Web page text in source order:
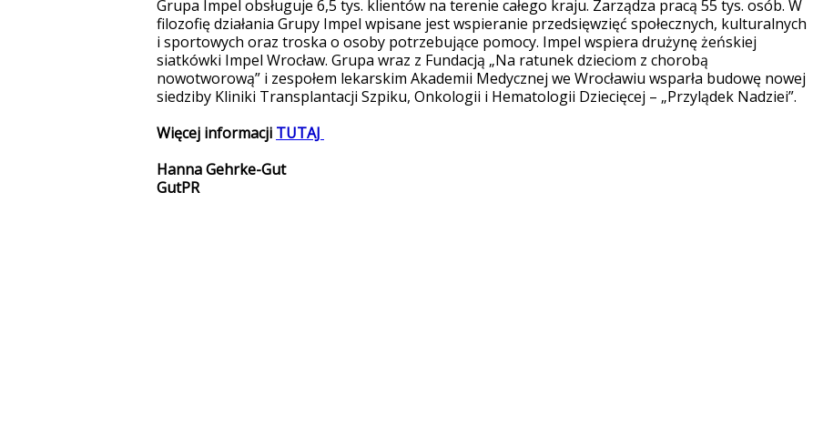
Grupa Impel obsługuje 6,5 tys. klientów na terenie całego kraju. Zarządza pracą 55 tys. osób. W
filozofię działania Grupy Impel wpisane jest wspieranie przedsięwzięć społecznych, kulturalnych
i sportowych oraz troska o osoby potrzebujące pomocy. Impel wspiera drużynę żeńskiej
siatkówki Impel Wrocław. Grupa wraz z Fundacją „Na ratunek dzieciom z chorobą
nowotworową” i zespołem lekarskim Akademii Medycznej we Wrocławiu wsparła budowę nowej
siedziby Kliniki Transplantacji Szpiku, Onkologii i Hematologii Dziecięcej – „Przylądek Nadziei”.
Więcej informacji TUTAJ
Hanna Gehrke-Gut
GutPR